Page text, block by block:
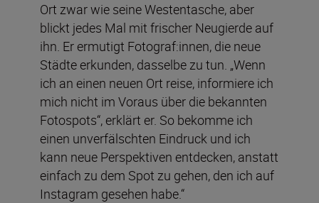
Ort zwar wie seine Westentasche, aber
blickt jedes Mal mit frischer Neugierde auf
ihn. Er ermutigt Fotograf:innen, die neue
Städte erkunden, dasselbe zu tun. „Wenn
ich an einen neuen Ort reise, informiere ich
mich nicht im Voraus über die bekannten
Fotospots“, erklärt er. So bekomme ich
einen unverfälschten Eindruck und ich
kann neue Perspektiven entdecken, anstatt
einfach zu dem Spot zu gehen, den ich auf
Instagram gesehen habe.“